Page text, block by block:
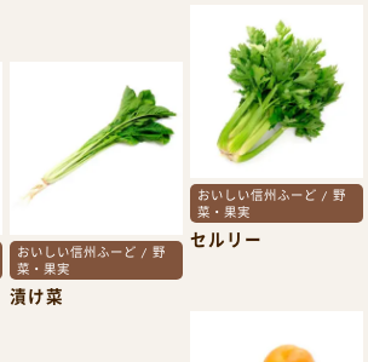
おいしい信州ふーど / 野
菜・果実
セルリー
おいしい信州ふーど / 野
菜・果実
漬け菜